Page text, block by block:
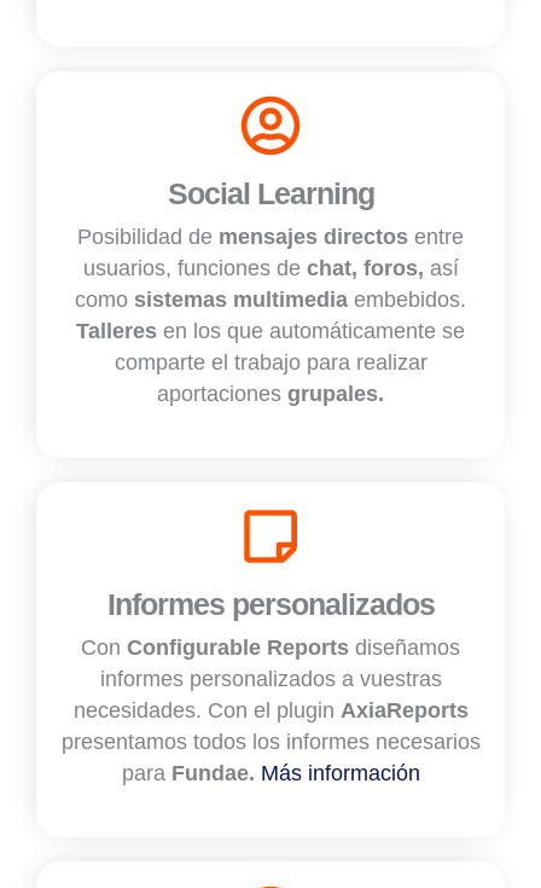
Social Learning
Posibilidad de mensajes directos entre
usuarios, funciones de chat, foros, así
como sistemas multimedia embebidos.
Talleres en los que automáticamente se
comparte el trabajo para realizar
aportaciones grupales.
Informes personalizados
Con Configurable Reports diseñamos
informes personalizados a vuestras
necesidades. Con el plugin AxiaReports
presentamos todos los informes necesarios
para Fundae. Más información